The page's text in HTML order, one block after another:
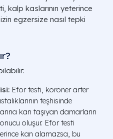
kalp kaslarının yeterince
egzersize nasıl tepki
Efor testi, koroner arter
teşhisinde
kan taşıyan damarların
oluşur. Efor testi
kan alamazsa, bu